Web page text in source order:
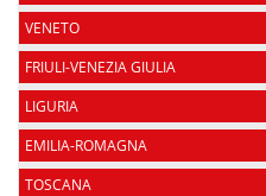
VENETO
FRIULI-VENEZIA GIULIA
LIGURIA
EMILIA-ROMAGNA
TOSCANA